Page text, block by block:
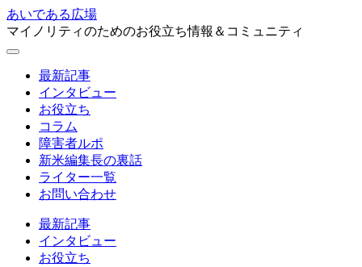
あいである広場
マイノリティのためのお役立ち情報＆コミュニティ
最新記事
インタビュー
お役立ち
コラム
障害者ルポ
新米編集長の裏話
ライター一覧
お問い合わせ
最新記事
インタビュー
お役立ち